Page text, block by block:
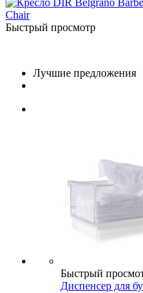
Быстрый просмотр
Лучшие предложения
Быстрый
Диспенсер для